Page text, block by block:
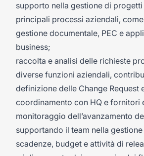
supporto nella gestione di progetti
principali processi aziendali,
gestione documentale, PEC e
business;
raccolta e analisi delle richieste
diverse funzioni aziendali,
definizione delle Change Request
coordinamento con HQ e fornitori
monitoraggio dell’avanzamento
supportando il team nella
scadenze, budget e attività di